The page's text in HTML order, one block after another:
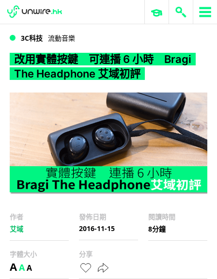
WWDC 2026 ERP 與商業 AI
3C科技 流動音樂
改用實體按鍵 可連播 6 小時 Bragi
The Headphone 艾域初評
作者
艾域
發佈日期
2016-11-15
閱讀時間
8分鐘
字體大小
AAA
分享